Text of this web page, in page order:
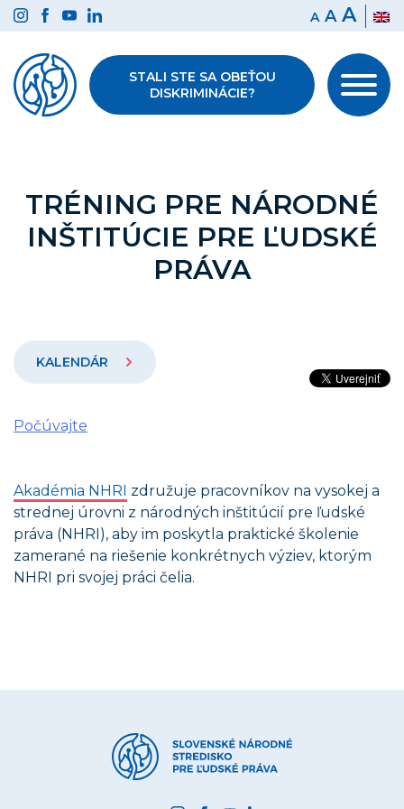
Preskočiť
na
obsah
A A A
STALI STE SA OBEŤOU
DISKRIMINÁCIE?
TRÉNING PRE NÁRODNÉ
INŠTITÚCIE PRE ĽUDSKÉ
PRÁVA
KALENDÁR
Počúvajte
Akadémia NHRI združuje pracovníkov na vysokej a
strednej úrovni z národných inštitúcií pre ľudské
práva (NHRI), aby im poskytla praktické školenie
zamerané na riešenie konkrétnych výziev, ktorým
NHRI pri svojej práci čelia.